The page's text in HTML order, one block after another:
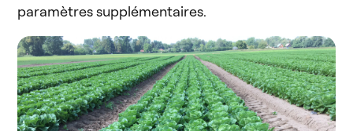
paramètres supplémentaires.